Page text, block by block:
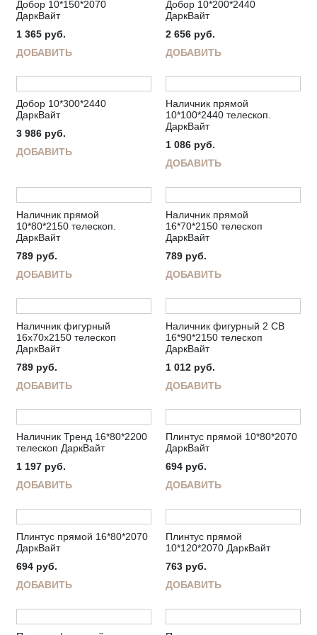
Добор 10*150*2070
ДаркВайт
1 365 руб.
ДОБАВИТЬ
Добор 10*200*2440
ДаркВайт
2 656 руб.
ДОБАВИТЬ
Добор 10*300*2440
ДаркВайт
3 986 руб.
ДОБАВИТЬ
Наличник прямой
10*100*2440 телескоп.
ДаркВайт
1 086 руб.
ДОБАВИТЬ
Наличник прямой
10*80*2150 телескоп.
ДаркВайт
789 руб.
ДОБАВИТЬ
Наличник прямой
16*70*2150 телескоп
ДаркВайт
789 руб.
ДОБАВИТЬ
Наличник фигурный
16х70х2150 телескоп
ДаркВайт
789 руб.
ДОБАВИТЬ
Наличник фигурный 2 СВ
16*90*2150 телескоп
ДаркВайт
1 012 руб.
ДОБАВИТЬ
Наличник Тренд 16*80*2200
телескоп ДаркВайт
1 197 руб.
ДОБАВИТЬ
Плинтус прямой 10*80*2070
ДаркВайт
694 руб.
ДОБАВИТЬ
Плинтус прямой 16*80*2070
ДаркВайт
694 руб.
ДОБАВИТЬ
Плинтус прямой
10*120*2070 ДаркВайт
763 руб.
ДОБАВИТЬ